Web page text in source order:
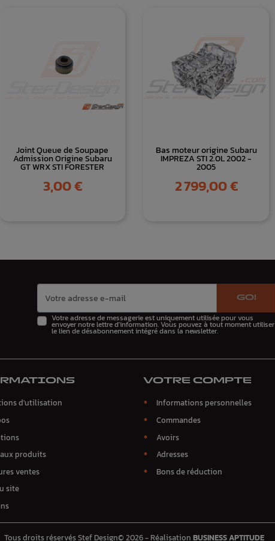
Joint Queue de Soupape
Admission Origine Subaru
GT WRX STI FORESTER
Prix
3,00 €
Bas moteur origine Subaru
IMPREZA STI 2.0L 2002 -
2005
Prix
2 799,00 €
GO!
Votre adresse de messagerie est uniquement utilisée pour vous
envoyer notre lettre d'information. Vous pouvez à tout moment utiliser
le lien de désabonnement intégré dans la newsletter.
d'utilisation
produits
ventes
site
VOTRE COMPTE
Informations personnelles
Commandes
Avoirs
Adresses
Bons de réduction
Tous droits réservés Stef Design© 2026 - Réalisation BUSINESS APTITUDE